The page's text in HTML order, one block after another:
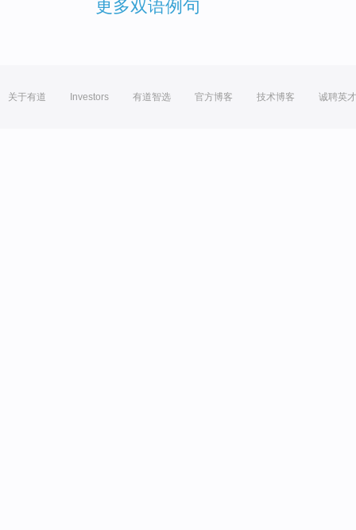
更多双语例句
关于有道 Investors 有道智选 官方博客 技术博客 诚聘英才